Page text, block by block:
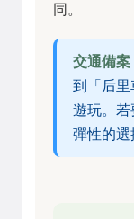
同。
交通備案
到「后里
遊玩。若
彈性的選